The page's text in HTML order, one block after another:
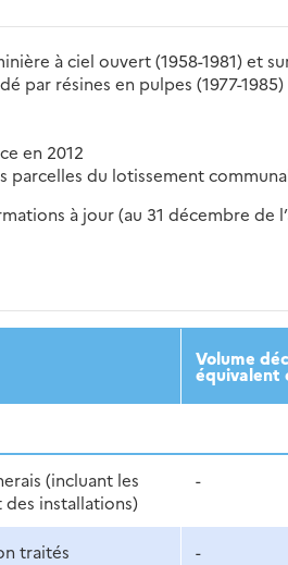
à ciel ouvert (1958-1981) et
résines en pulpes (1977-
en 2012
parcelles du lotissement
à jour (au 31 décembre de
2016 2017Volume
équivalent
(incluant les
installations)
-
traités -